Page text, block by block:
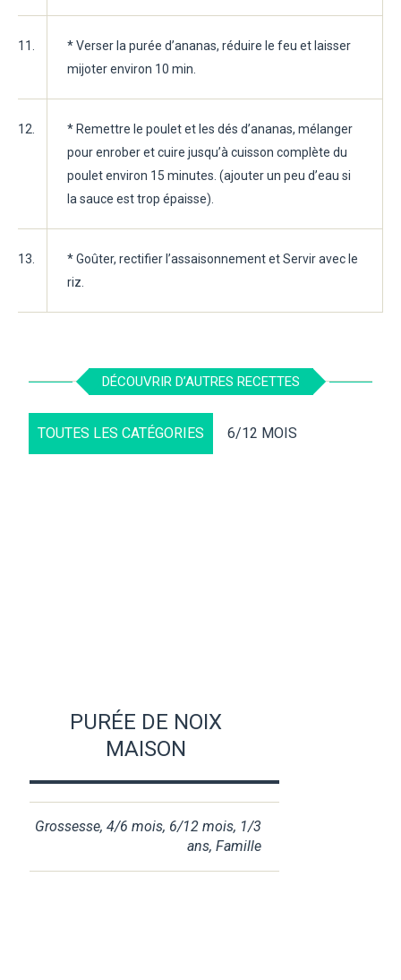
11.
* Verser la purée d’ananas, réduire le feu et laisser
mijoter environ 10 min.
12.
* Remettre le poulet et les dés d’ananas, mélanger
pour enrober et cuire jusqu’à cuisson complète du
poulet environ 15 minutes. (ajouter un peu d’eau si
la sauce est trop épaisse).
13.
* Goûter, rectifier l’assaisonnement et Servir avec le
riz.
DÉCOUVRIR D’AUTRES RECETTES
TOUTES LES CATÉGORIES 6/12 MOIS
PURÉE DE NOIX
MAISON
Grossesse,4/6 mois, 6/12 mois, 1/3
ans,Famille